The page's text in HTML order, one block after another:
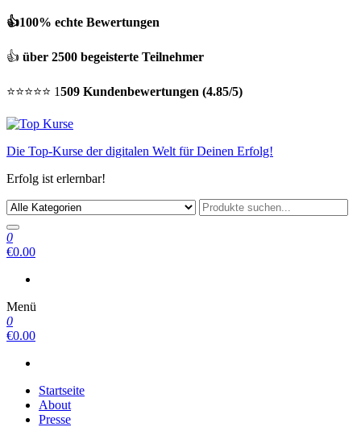
👍100% echte Bewertungen
👍 über 2500 begeisterte Teilnehmer
⭐⭐⭐⭐⭐ 1509 Kundenbewertungen (4.85/5)
Die Top-Kurse der digitalen Welt für Deinen Erfolg!
Erfolg ist erlernbar!
0
€0.00
Menü
0
€0.00
Startseite
About
Presse